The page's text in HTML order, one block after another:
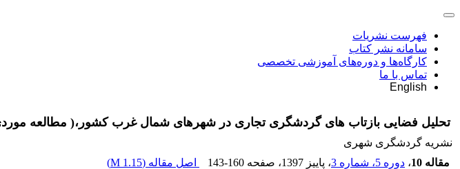
فهرست نشریات
سامانه نشر کتاب
کارگاه‌ها و دوره‌های آموزشی تخصصی
تماس با ما
English
تحلیل فضایی بازتاب های گردشگری تجاری در شهرهای شمال غرب کشور،( مطالعه
نشریه گردشگری شهری
مقاله 10
، دوره 5، شماره 3 ، پاییز 1397 ، صفحه 143-160 اصل مقاله (1.15 M
)